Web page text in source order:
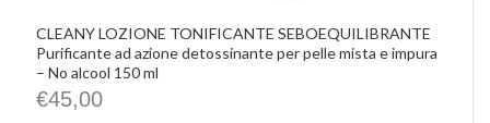
CLEANY LOZIONE TONIFICANTE SEBOEQUILIBRANTE
Purificante ad azione detossinante per pelle mista e impura
– No alcool 150 ml
€45,00